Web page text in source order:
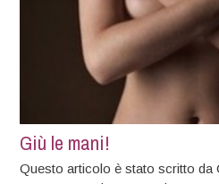
Giù le mani!
Questo articolo è stato scritto da